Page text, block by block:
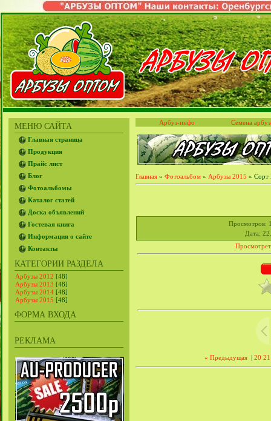
МЕНЮ САЙТА
Главная страница
Продукция
Прайс лист
Блог
Фотоальбомы
Каталог статей
Доска объявлений
Гостевая книга
Информация о сайте
Контакты
КАТЕГОРИИ РАЗДЕЛА
Арбузы 2012 [48]
Арбузы 2013 [48]
Арбузы 2014 [48]
Арбузы 2015 [48]
ФОРМА ВХОДА
РЕКЛАМА
Арбуз-инфо Семена
Главная » Фотоальбом » Арбузы 2015 » Сорт
Просмотров:
Дата:
« Предыдущая | 20 21